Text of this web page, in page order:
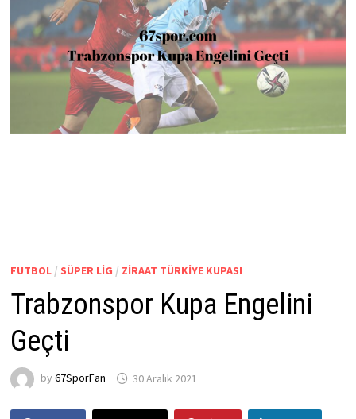
FUTBOL/ SÜPER LIG / ZIRAAT TÜRKIYE KUPASI
Trabzonspor Kupa Engelini
Geçti
by 67SporFan 30 Aralık 2021